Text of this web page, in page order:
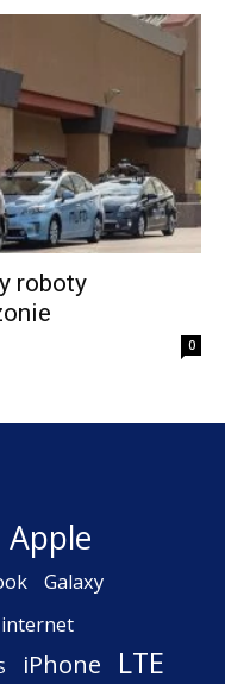
roboty
0
Apple
Galaxy
internet
iPhone LTE